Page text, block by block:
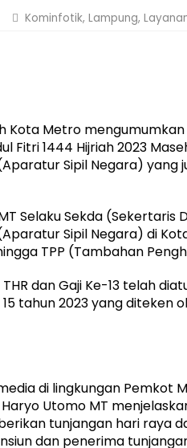
dan Mobilitas Masyarakat,
Ajak Masyarakat Akhiri Lawan
Perpustakaan Jadi Ruang
Kominfotik, Lampung,
Kota Metro mengumumkan
Fitri 1444 Hijriah 2023
Sipil Negara) yang
Selaku Sekda (Sekertaris
Sipil Negara) di
TPP (Tambahan
dan Gaji Ke-13 telah
tahun 2023 yang diteken
di lingkungan Pemkot
Utomo MT
tunjangan hari raya
dan penerima